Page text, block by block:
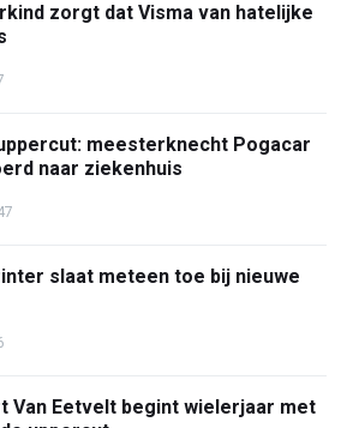
zorgt dat Visma van hatelijke
meesterknecht Pogacar
naar ziekenhuis
slaat meteen toe bij nieuwe
Van Eetvelt begint wielerjaar met